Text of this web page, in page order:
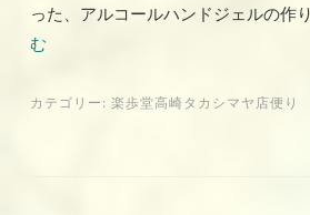
った、アルコールハンドジェルの作
む
カテゴリー: 楽歩堂高崎タカシマヤ店便り